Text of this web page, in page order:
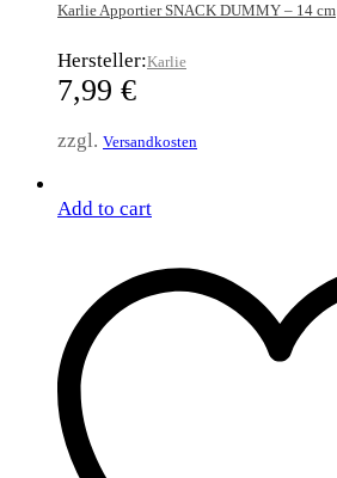
Karlie Apportier SNACK DUMMY – 14 cm
Hersteller:Karlie
7,99 €
zzgl. Versandkosten
Add to cart